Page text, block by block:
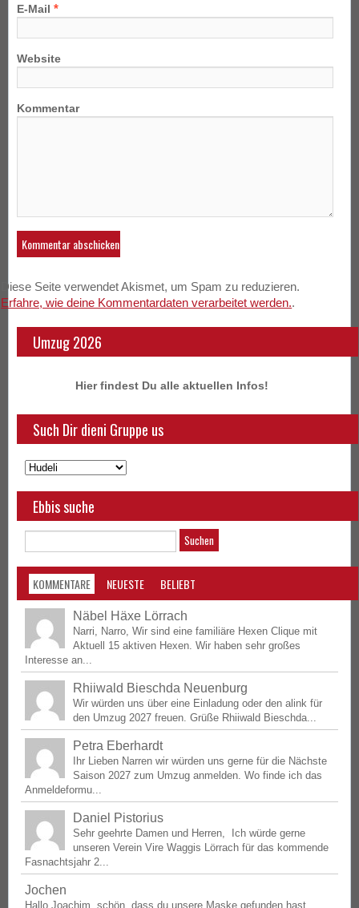
E-Mail *
Website
Kommentar
Diese Seite verwendet Akismet, um Spam zu reduzieren.
Erfahre, wie deine Kommentardaten verarbeitet werden..
Umzug 2026
Hier findest Du alle aktuellen Infos!
Such Dir dieni Gruppe us
Ebbis suche
KOMMENTARE NEUESTE BELIEBT
Näbel Häxe Lörrach
Narri, Narro, Wir sind eine familiäre Hexen Clique mit
Aktuell 15 aktiven Hexen. Wir haben sehr großes
Interesse an...
Rhiiwald Bieschda Neuenburg
Wir würden uns über eine Einladung oder den alink für
den Umzug 2027 freuen. Grüße Rhiiwald Bieschda...
Petra Eberhardt
Ihr Lieben Narren wir würden uns gerne für die Nächste
Saison 2027 zum Umzug anmelden. Wo finde ich das
Anmeldeformu...
Daniel Pistorius
Sehr geehrte Damen und Herren, Ich würde gerne
unseren Verein Vire Waggis Lörrach für das kommende
Fasnachtsjahr 2...
Jochen
Hallo Joachim, schön, dass du unsere Maske gefunden hast,